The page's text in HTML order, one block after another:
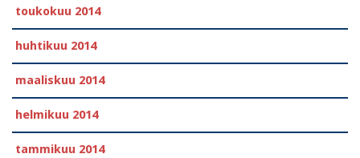
toukokuu 2014
huhtikuu 2014
maaliskuu 2014
helmikuu 2014
tammikuu 2014